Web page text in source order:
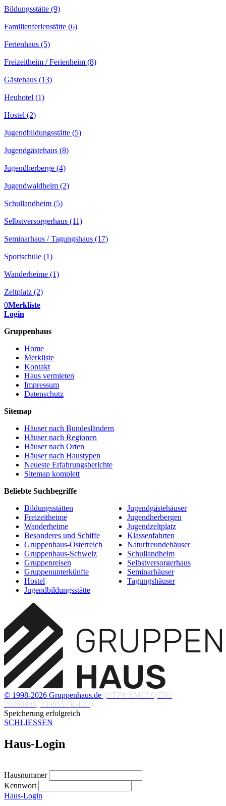
Bildungsstätte (9)
Familienferienstätte (6)
Ferienhaus (5)
Freizeitheim / Ferienheim (8)
Gästehaus (13)
Heuhotel (1)
Hostel (2)
Jugendbildungsstätte (5)
Jugendgästehaus (8)
Jugendherberge (4)
Jugendwaldheim (2)
Schullandheim (5)
Selbstversorgerhaus (11)
Seminarhaus / Tagungshaus (17)
Sportschule (1)
Wanderheime (1)
Zeltplatz (2)
0Merkliste
Login
Gruppenhaus
Home
Merkliste
Kontakt
Haus vermieten
Impressum
Datenschutz
Sitemap
Häuser nach Bundesländern
Häuser nach Regionen
Häuser nach Orten
Häuser nach Haustypen
Neueste Erfahrungsberichte
Sitemap komplett
Beliebte Suchbegriffe
Bildungsstätten
Freizeitheime
Wanderheime
Besonderes und Schiffe
Gruppenhaus-Österreich
Gruppenhaus-Schweiz
Gruppenreisen
Gruppenunterkünfte
Hostel
Jugendbildungsstätte
Jugendgästehäuser
Jugendherbergen
Jugendzeltplatz
Klassenfahrten
Naturfreundehäuser
Schullandheim
Selbstversorgerhaus
Seminarhäuser
Tagungshäuser
© 1998-2026 Gruppenhaus.de (UTF8/XMEEQE5G
20260806_233855 / 8.4.23)
Speicherung erfolgreich
SCHLIESSEN
Haus-Login
Hausnummer
Kennwort
Haus-Login